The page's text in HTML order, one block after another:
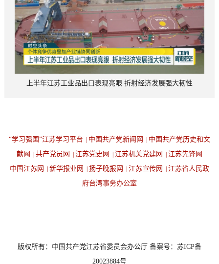
上半年江苏工业品出口表现亮眼 折射经济发展强大韧性
“学习强国”江苏学习平台 中国共产党新闻网
中国共产党历史和文
献网
共产党员网 江苏党史网 江苏机关党建网
江苏先锋网
中国江苏网
新华报业网 扬子晚报网 江苏宣传网
江苏省人民政
府台湾事务办公室
版权所有：中国共产党江苏省委员会办公厅 备案号：苏ICP备
20023884号